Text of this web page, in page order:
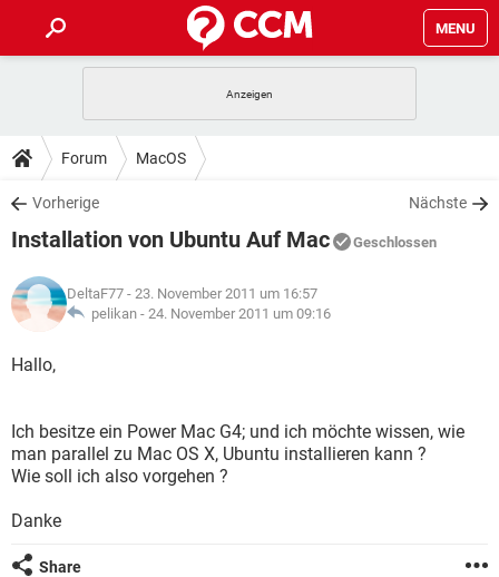
MENU
ANDROID
WINDOWS 10
WHATSAPP TIKTOK
FACEBOOK
TIPPS & TRICKS
SPIELE
WHATSAPP TIKTOK
DOWNLOADS
SPIELE STREAMING
ANDROID
WINDOWS 10 INSTAGRAM
WHATSAPP
SPIELE STREAMING
WINDOWS 10
FACEBOOK HARDWARE
LEXIKON
SPIELE
WINDOWS 10 INSTAGRAM
WHATSAPP
Forum MacOS
Vorherige Nächste
Installation von Ubuntu Auf Mac Geschlossen
DeltaF77 - 23. November 2011 um 16:57
pelikan - 24. November 2011 um 09:16
Hallo,
Ich besitze ein Power Mac G4; und ich möchte wissen, wie
man parallel zu Mac OS X, Ubuntu installieren kann ?
Wie soll ich also vorgehen ?
Danke
Share